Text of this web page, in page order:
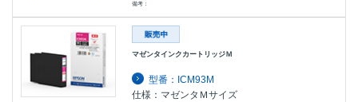
備考：
マゼンタインクカートリッジＭ
型番：ICM93M
仕様：マゼンタＭサイズ